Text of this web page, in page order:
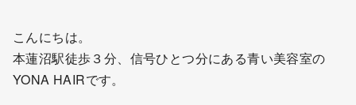
こんにちは。
本蓮沼駅徒歩３分、信号ひとつ分にある青い美容室の
YONA HAIRです。